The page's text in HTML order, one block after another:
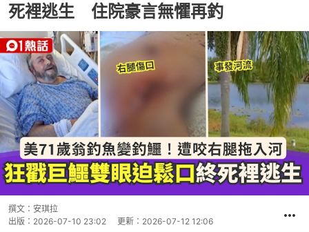
死裡逃生 住院豪言無懼再釣
撰文： 安琪拉
出版： 2026-07-10 23:02 更新： 2026-07-12 12:06